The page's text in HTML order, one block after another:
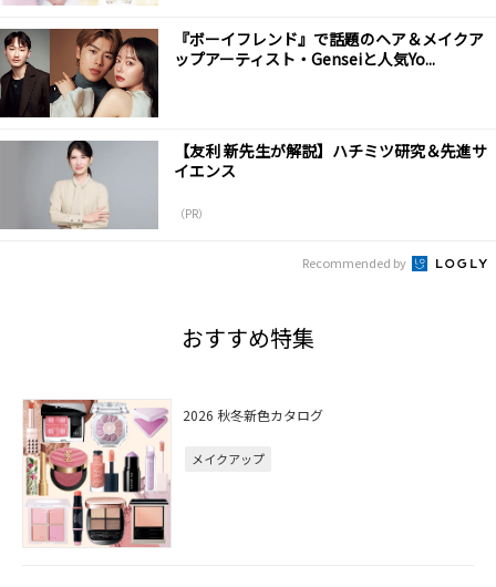
『ボーイフレンド』で話題のヘア＆メイクア
ップアーティスト・Genseiと人気Yo...
【友利 新先生が解説】ハチミツ研究＆先進サ
イエンス
（PR）
Recommended by
おすすめ特集
2026 秋冬新色カタログ
メイクアップ